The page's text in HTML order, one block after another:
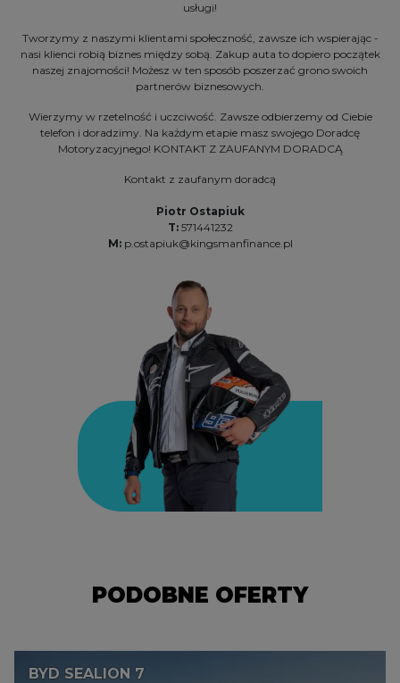
usługi!
Tworzymy z naszymi klientami społeczność, zawsze ich wspierając -
nasi klienci robią biznes między sobą. Zakup auta to dopiero początek
naszej znajomości! Możesz w ten sposób poszerzać grono swoich
partnerów biznesowych.
Wierzymy w rzetelność i uczciwość. Zawsze odbierzemy od Ciebie
telefon i doradzimy. Na każdym etapie masz swojego Doradcę
Motoryzacyjnego! KONTAKT Z ZAUFANYM DORADCĄ
Kontakt z zaufanym doradcą
Piotr Ostapiuk
T:571441232
M: p.ostapiuk@kingsmanfinance.pl
PODOBNE OFERTY
BYD SEAL